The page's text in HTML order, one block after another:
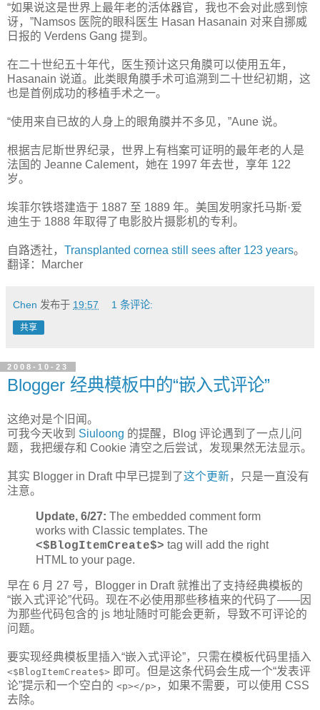
“如果说这是世界上最年老的活体器官，我也不会对此感到惊
讶，”Namsos 医院的眼科医生 Hasan Hasanain 对来自挪威
日报的 Verdens Gang 提到。
在二十世纪五十年代，医生预计这只角膜可以使用五年，
Hasanain 说道。此类眼角膜手术可追溯到二十世纪初期，这
也是首例成功的移植手术之一。
“使用来自已故的人身上的眼角膜并不多见，”Aune 说。
根据吉尼斯世界纪录，世界上有档案可证明的最年老的人是
法国的 Jeanne Calement，她在 1997 年去世，享年 122
岁。
埃菲尔铁塔建造于 1887 至 1889 年。美国发明家托马斯·爱
迪生于 1888 年取得了电影胶片摄影机的专利。
自路透社， Transplanted cornea still sees after 123 years。
翻译：Marcher
Chen 发布于 19:57 1 条评论:
共享
2008-10-23
Blogger 经典模板中的“嵌入式评论”
这绝对是个旧闻。
可我今天收到 Siuloong 的提醒，Blog 评论遇到了一点儿问
题，我把缓存和 Cookie 清空之后尝试，发现果然无法显示。
其实 Blogger in Draft 中早已提到了这个更新，只是一直没有
注意。
Update, 6/27: The embedded comment form
works with Classic templates. The
<$BlogItemCreate$> tag will add the right
HTML to your page.
早在 6 月 27 号，Blogger in Draft 就推出了支持经典模板的
“嵌入式评论”代码。现在不必使用那些移植来的代码了——因
为那些代码包含的 js 地址随时可能会更新，导致不可评论的
问题。
要实现经典模板里插入“嵌入式评论”，只需在模板代码里插入
<$BlogItemCreate$> 即可。但是这条代码会生成一个“发表评
论”提示和一个空白的 <p></p> ，如果不需要，可以使用 CSS
去除。